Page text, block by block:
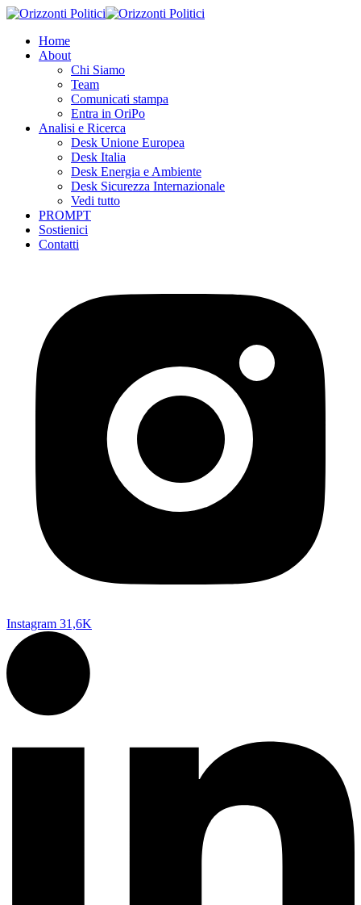
Skip
contentHome
About
Chi Siamo
Team
Comunicati stampa
Entra in OriPo
Analisi e Ricerca
Desk Unione Europea
Desk Italia
Desk Energia e Ambiente
Desk Sicurezza Internazionale
Vedi tutto
PROMPT
Sostienici
Contatti
Instagram 31,6K